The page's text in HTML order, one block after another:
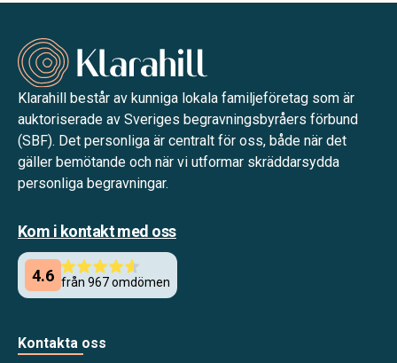
Klarahill består av kunniga lokala familjeföretag som är
auktoriserade av Sveriges begravningsbyråers förbund
(SBF). Det personliga är centralt för oss, både när det
gäller bemötande och när vi utformar skräddarsydda
personliga begravningar.
Kom i kontakt med oss
Kontakta oss